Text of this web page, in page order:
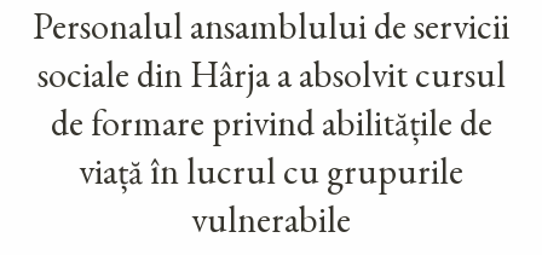
Personalul ansamblului de servicii
sociale din Hârja a absolvit cursul
de formare privind abilitățile de
viață în lucrul cu grupurile
vulnerabile